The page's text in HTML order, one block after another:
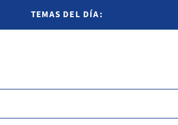
TEMAS DEL DÍA: